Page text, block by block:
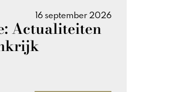
16 september 2026
Actualiteiten